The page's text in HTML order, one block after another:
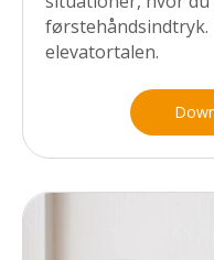
førstehåndsindtryk.
elevatortalen.